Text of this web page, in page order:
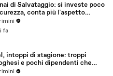
di Salvataggio: si investe poco
conta più l'aspetto
fa
intoppi di stagione: troppi
e pochi dipendenti che
tedesco